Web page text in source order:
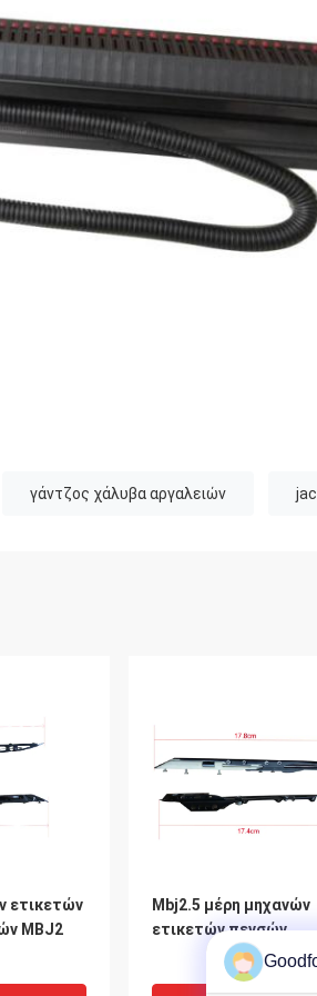
γάντζος χάλυβα αργαλειών
ετικετών
MBJ2
Mbj2.5 μέρη μηχανών
ετικετών πενσών